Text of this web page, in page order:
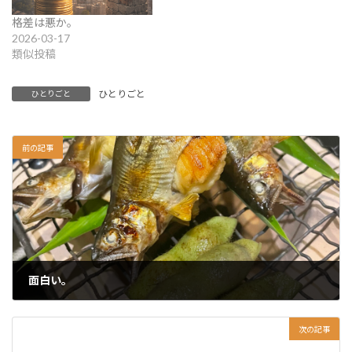
格差は悪か。
2026-03-17
類似投稿
ひとりごと ひとりごと
前の記事
面白い。
2026-04-14
次の記事